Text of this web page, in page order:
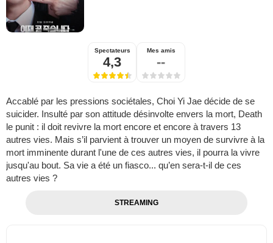
Spectateurs
4,3
Mes amis
--
Accablé par les pressions sociétales, Choi Yi Jae décide de se
suicider. Insulté par son attitude désinvolte envers la mort, Death
le punit : il doit revivre la mort encore et encore à travers 13
autres vies. Mais s’il parvient à trouver un moyen de survivre à la
mort imminente durant l'une de ces autres vies, il pourra la vivre
jusqu'au bout. Sa vie a été un fiasco... qu’en sera-t-il de ces
autres vies ?
STREAMING